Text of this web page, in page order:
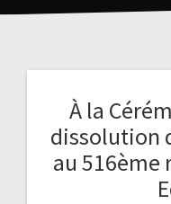
À la
dissolution
au 516ème